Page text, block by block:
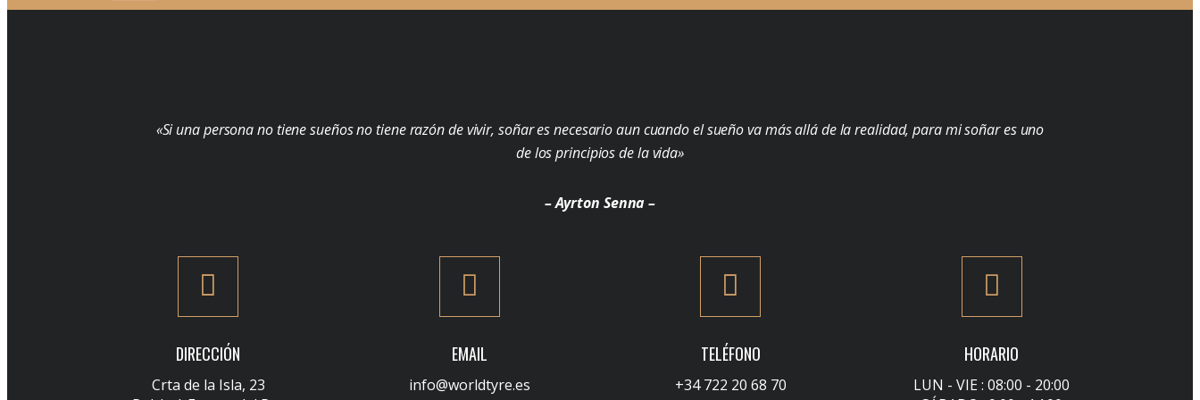
«Si una persona no tiene sueños no tiene razón de vivir, soñar es necesario aun cuando el sueño va más allá de la realidad, para mi soñar es uno
de los principios de la vida»
– Ayrton Senna –
DIRECCIÓN
Crta de la Isla, 23
EMAIL
info@worldtyre.es
TELÉFONO
+34 722 20 68 70
HORARIO
LUN - VIE : 08:00 - 20:00